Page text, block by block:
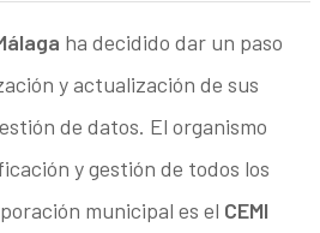
ha decidido dar un paso
y actualización de sus
de datos. El organismo
y gestión de todos los
municipal es el CEMI